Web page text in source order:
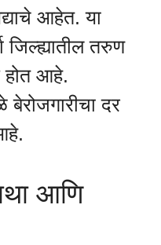
आहेत. या
जिल्ह्यातील तरुण
होत आहे.
बेरोजगारीचा दर
आणि